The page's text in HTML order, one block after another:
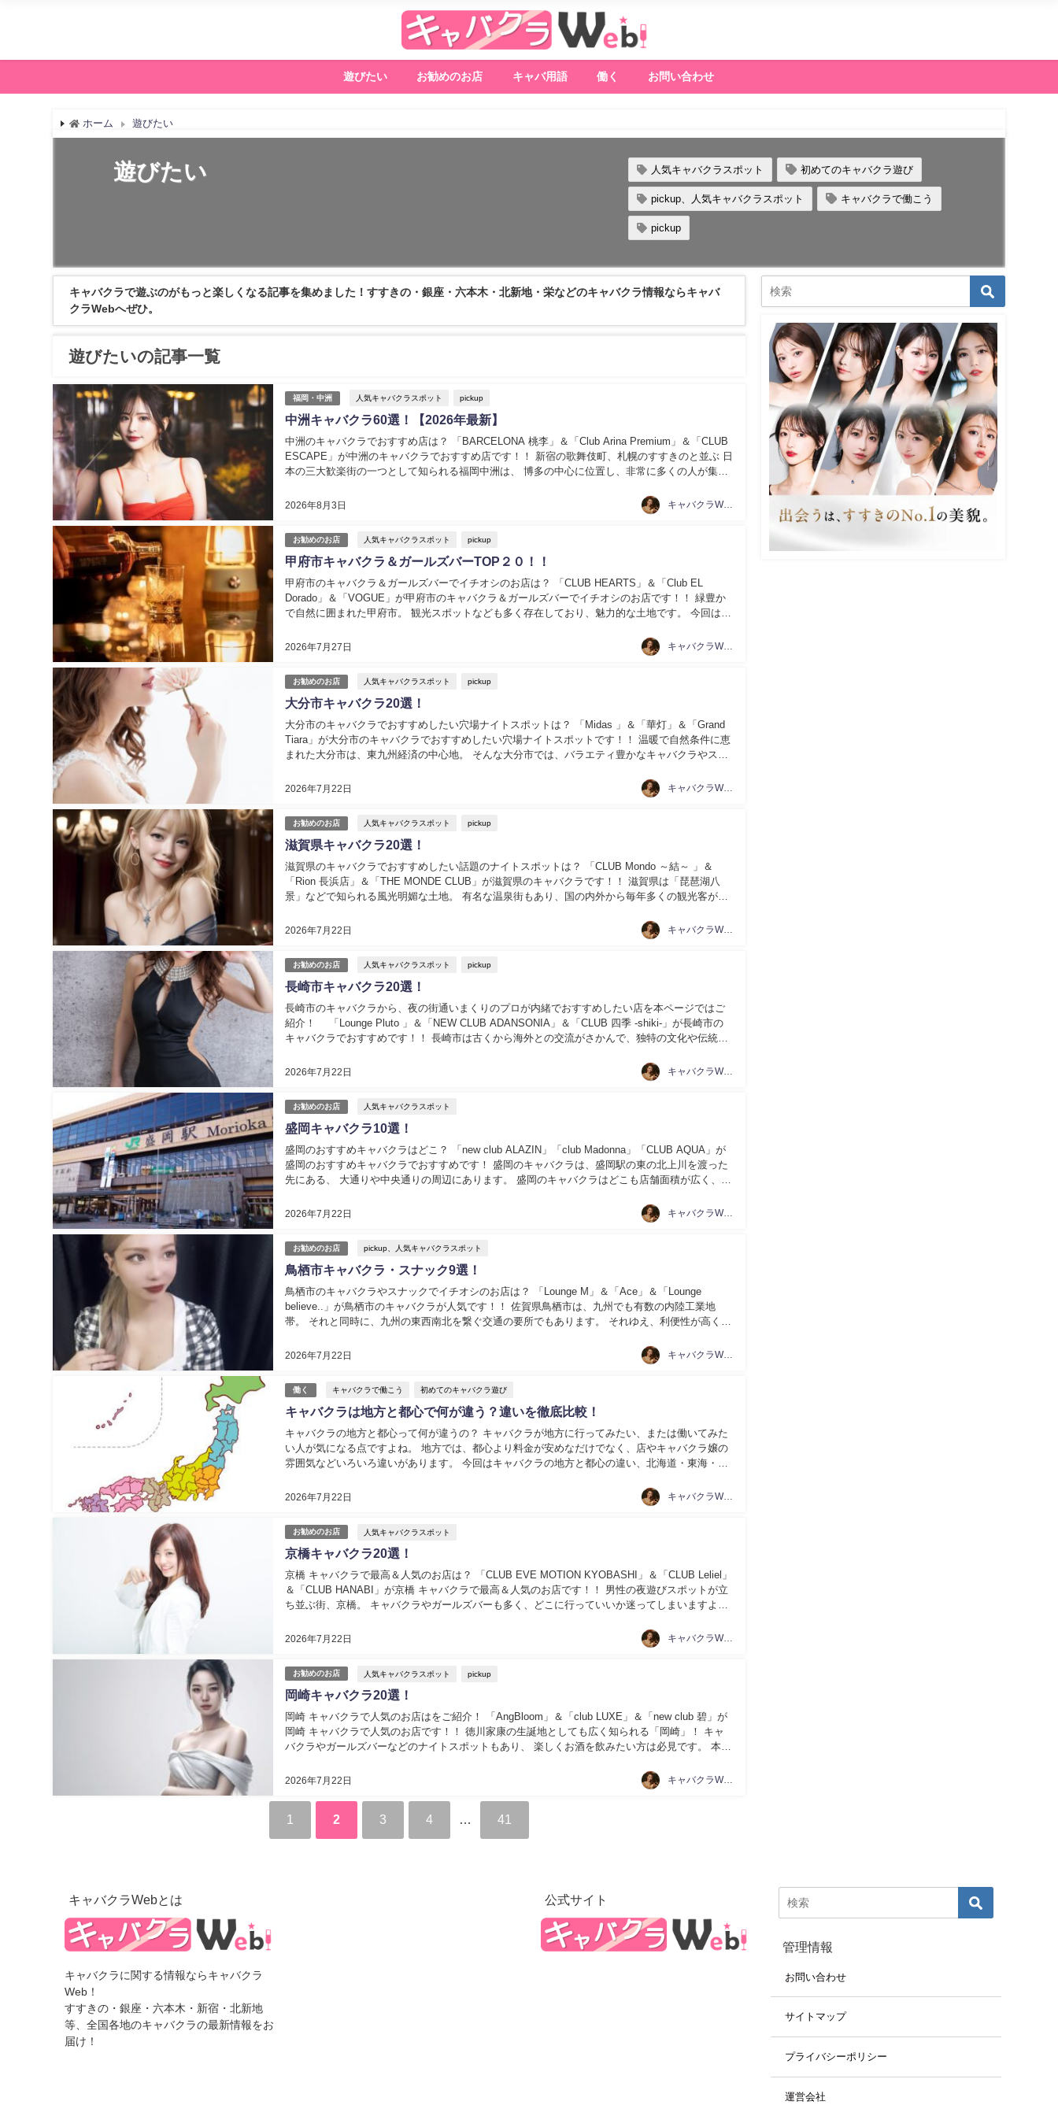
遊びたい お勧めのお店 キャバ用語 働く お問い合わせ
ホーム 遊びたい
遊びたい 人気キャバクラスポット 初めてのキャバクラ遊び
pickup、人気キャバクラスポット キャバクラで働こう
pickup
キャバクラで遊ぶのがもっと楽しくなる記事を集めました！すすきの・銀座・六本木・北新地・栄などのキャバクラ情報ならキャバ
クラWebへぜひ。
遊びたいの記事一覧
福岡・中洲 人気キャバクラスポット pickup
中洲キャバクラ60選！【2026年最新】
2026年8月3日
中洲のキャバクラでおすすめ店は？ 「BARCELONA 桃李」＆「Club Arina Premium」＆「CLUB
ESCAPE」が中洲のキャバクラでおすすめ店です！！ 新宿の歌舞伎町、札幌のすすきのと並ぶ 日
本の三大歓楽街の一つとして知られる福岡中洲は、 博多の中心に位置し、非常に多くの人が集ま
キャバクラWeb編集部
お勧めのお店 人気キャバクラスポット pickup
甲府市キャバクラ＆ガールズバーTOP２０！！
2026年7月27日
甲府市のキャバクラ＆ガールズバーでイチオシのお店は？ 「CLUB HEARTS」＆「Club EL
Dorado」＆「VOGUE」が甲府市のキャバクラ＆ガールズバーでイチオシのお店です！！ 緑豊か
で自然に囲まれた甲府市。 観光スポットなども多く存在しており、魅力的な土地です。 今回はそ
キャバクラWeb編集部
お勧めのお店 人気キャバクラスポット pickup
大分市キャバクラ20選！
2026年7月22日
大分市のキャバクラでおすすめしたい穴場ナイトスポットは？ 「Midas 」＆「華灯」＆「Grand
Tiara」が大分市のキャバクラでおすすめしたい穴場ナイトスポットです！！ 温暖で自然条件に恵
まれた大分市は、東九州経済の中心地。 そんな大分市では、バラエティ豊かなキャバクラやスナ
キャバクラWeb編集部
お勧めのお店 人気キャバクラスポット pickup
滋賀県キャバクラ20選！
2026年7月22日
滋賀県のキャバクラでおすすめしたい話題のナイトスポットは？ 「CLUB Mondo ～結～ 」＆
「Rion 長浜店」＆「THE MONDE CLUB」が滋賀県のキャバクラです！！ 滋賀県は「琵琶湖八
景」などで知られる風光明媚な土地。 有名な温泉街もあり、国の内外から毎年多くの観光客が訪
キャバクラWeb編集部
お勧めのお店 人気キャバクラスポット pickup
長崎市キャバクラ20選！
2026年7月22日
長崎市のキャバクラから、夜の街通いまくりのプロが内緒でおすすめしたい店を本ページではご
紹介！ 「Lounge Pluto 」＆「NEW CLUB ADANSONIA」＆「CLUB 四季 -shiki-」が長崎市の
キャバクラでおすすめです！！ 長崎市は古くから海外との交流がさかんで、独特の文化や伝統が
キャバクラWeb編集部
お勧めのお店 人気キャバクラスポット
盛岡キャバクラ10選！
2026年7月22日
盛岡のおすすめキャバクラはどこ？ 「new club ALAZIN」「club Madonna」「CLUB AQUA」が
盛岡のおすすめキャバクラでおすすめです！ 盛岡のキャバクラは、盛岡駅の東の北上川を渡った
先にある、 大通りや中央通りの周辺にあります。 盛岡のキャバクラはどこも店舗面積が広く、
キャバクラWeb編集部
お勧めのお店 pickup、人気キャバクラスポット
鳥栖市キャバクラ・スナック9選！
2026年7月22日
鳥栖市のキャバクラやスナックでイチオシのお店は？ 「Lounge M」＆「Ace」＆「Lounge
believe..」が鳥栖市のキャバクラが人気です！！ 佐賀県鳥栖市は、九州でも有数の内陸工業地
帯。 それと同時に、九州の東西南北を繋ぐ交通の要所でもあります。 それゆえ、利便性が高くて
キャバクラWeb編集部
働く キャバクラで働こう 初めてのキャバクラ遊び
キャバクラは地方と都心で何が違う？違いを徹底比較！
2026年7月22日
キャバクラの地方と都心って何が違うの？ キャバクラが地方に行ってみたい、または働いてみた
い人が気になる点ですよね。 地方では、都心より料金が安めなだけでなく、店やキャバクラ嬢の
雰囲気などいろいろ違いがあります。 今回はキャバクラの地方と都心の違い、北海道・東海・関
キャバクラWeb編集部
お勧めのお店 人気キャバクラスポット
京橋キャバクラ20選！
2026年7月22日
京橋 キャバクラで最高＆人気のお店は？ 「CLUB EVE MOTION KYOBASHI」＆「CLUB Leliel」
＆「CLUB HANABI」が京橋 キャバクラで最高＆人気のお店です！！ 男性の夜遊びスポットが立
ち並ぶ街、京橋。 キャバクラやガールズバーも多く、どこに行っていいか迷ってしまいますよ
キャバクラWeb編集部
お勧めのお店 人気キャバクラスポット pickup
岡崎キャバクラ20選！
2026年7月22日
岡崎 キャバクラで人気のお店はをご紹介！ 「AngBloom」＆「club LUXE」＆「new club 碧」が
岡崎 キャバクラで人気のお店です！！ 徳川家康の生誕地としても広く知られる「岡崎」！ キャ
バクラやガールズバーなどのナイトスポットもあり、 楽しくお酒を飲みたい方は必見です。 本記
キャバクラWeb編集部
1 2 3 4 … 41
キャバクラWebとは
キャバクラに関する情報ならキャバクラ
Web！
すすきの・銀座・六本木・新宿・北新地
等、全国各地のキャバクラの最新情報をお
届け！
公式サイト
管理情報
お問い合わせ
サイトマップ
プライバシーポリシー
運営会社